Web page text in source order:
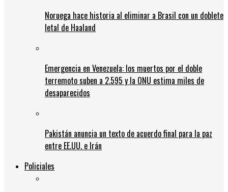
Noruega hace historia al eliminar a Brasil con un doblete
letal de Haaland
Emergencia en Venezuela: los muertos por el doble
terremoto suben a 2.595 y la ONU estima miles de
desaparecidos
Pakistán anuncia un texto de acuerdo final para la paz
entre EE.UU. e Irán
Policiales